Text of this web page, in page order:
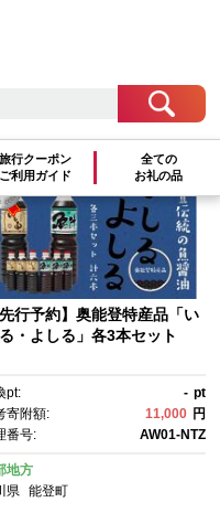
旅行クーポン
ご利用ガイド
全ての
お礼の品
先行予約】奥能登特産品「い
・よしる」各3本セット
pt: - pt
寄附額:
11,000 円
番号:
AW01-NTZ
地方
県 能登町